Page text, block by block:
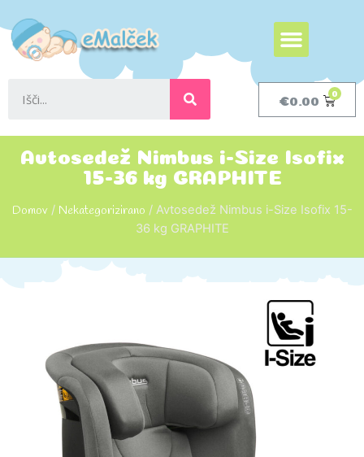
€0.00
Avtosedež Nimbus i-Size Isofix
15-36 kg GRAPHITE
Domov/ Nekategorizirano / Avtosedež Nimbus i-Size Isofix 15-
36 kg GRAPHITE